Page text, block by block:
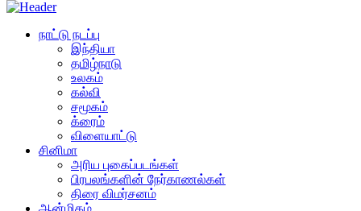
நாட்டு நடப்பு
இந்தியா
தமிழ்நாடு
உலகம்
கல்வி
சமூகம்
க்ரைம்
விளையாட்டு
சினிமா
அரிய புகைப்படங்கள்
பிரபலங்களின் நேர்காணல்கள்
திரை விமர்சனம்
ஆன்மிகம்